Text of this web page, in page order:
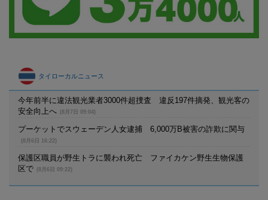
タイローカルニュース
今年前半に違法観光業者3000件超捜査 違反197件摘発、観光客の
安全向上へ
(8月7日 09:04)
プーケットでスウェーデン人女逮捕 6,000万B被害の詐欺に関与
(8月6日 16:22)
保護区職員が野生トラに襲われ死亡 ファイカケン野生生物保護
区で
(8月6日 09:22)